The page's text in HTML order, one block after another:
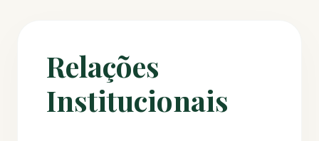
Relações
Institucionais